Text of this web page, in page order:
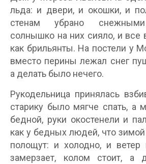
льда: и двери, и окошки, и
стенам убрано снежными
солнышко на них сияло, и все
как брильянты. На постели у
вместо перины лежал снег
а делать было нечего.
Рукодельница принялась
старику было мягче спать, а
бедной, руки окостенели и
как у бедных людей, что
полощут: и холодно, и
замерзает, колом стоит, а